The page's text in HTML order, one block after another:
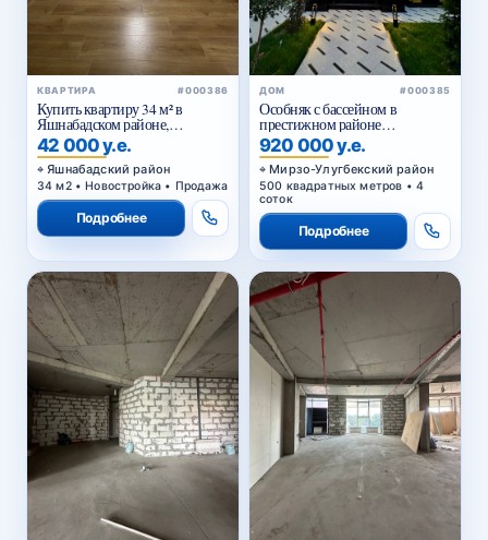
КВАРТИРА #000386
Купить квартиру 34 м² в
Яшнабадском районе,
Асалобод-2 — кирпичный дом,
подходит под офис
42 000 у.е.
Яшнабадский район
34 м2 • Новостройка • Продажа
Подробнее
ДОМ #000385
Особняк с бассейном в
престижном районе
Циолковского — для
комфортной и статусной
жизни
920 000 у.е.
Мирзо-Улугбекский район
500 квадратных метров • 4
соток
Подробнее